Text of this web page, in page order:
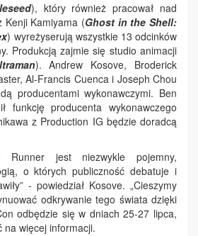
), który również pracował nad
Kenji Kamiyama (Ghost in the Shell:
) wyreżyserują wszystkie 13 odcinków
Produkcją zajmie się studio animacji
). Andrew Kosove, Broderick
Al-Francis Cuenca i Joseph Chou
producentami wykonawczymi. Ben
funkcję producenta wykonawczego
z Production IG będzie doradcą
Runner jest niezwykle pojemny,
o których publiczność debatuje i
- powiedział Kosove. „Cieszymy
odkrywanie tego świata dzięki
odbędzie się w dniach 25-27 lipca,
na więcej informacji.